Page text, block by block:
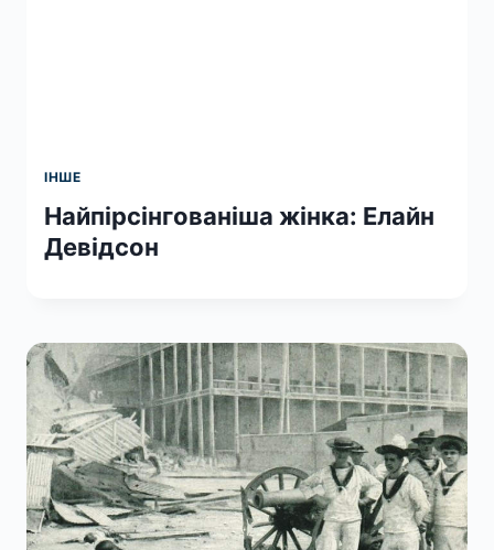
ІНШЕ
Найпірсінгованіша жінка: Елайн
Девідсон